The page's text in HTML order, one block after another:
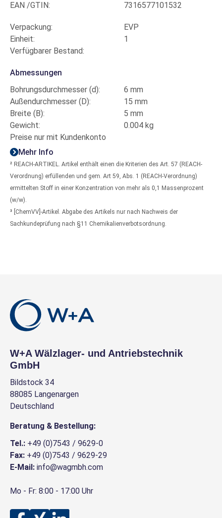
EAN /GTIN:
7316577101532
Verpackung:
EVP
Einheit:
1
Verfügbarer Bestand:
Abmessungen
Bohrungsdurchmesser (d):
6 mm
Außendurchmesser (D):
15 mm
Breite (B):
5 mm
Gewicht:
0.004 kg
Preise nur mit Kundenkonto
Mehr Info
² REACH-ARTIKEL. Artikel enthält einen die Kriterien des Art. 57 (REACH-
Verordnung) erfüllenden und gem. Art 59, Abs. 1 (REACH-Verordnung)
ermittelten Stoff in einer Konzentration von mehr als 0,1 Massenprozent
(w/w).
³ [ChemVV]-Artikel. Abgabe des Artikels nur nach Nachweis der
Sachkundeprüfung nach §11 Chemikalienverbotsordnung.
W+A Wälzlager- und Antriebstechnik
GmbH
Bildstock 34
88085 Langenargen
Deutschland
Beratung & Bestellung:
Tel.: +49 (0)7543 / 9629-0
Fax: +49 (0)7543 / 9629-29
E-Mail: info@wagmbh.com
Mo - Fr: 8:00 - 17:00 Uhr